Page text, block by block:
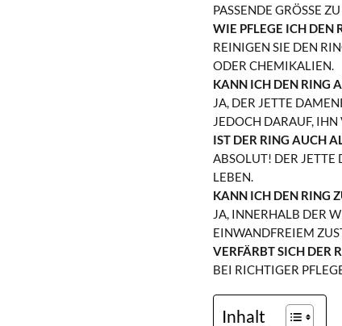
SSENDE GRÖSSE ZU
WIE PFLEGE ICH DEN
REINIGEN SIE DEN
DER CHEMIKALIEN.
KANN ICH DEN RING
JA, DER JETTE
JEDOCH DARAUF,
IST DER RING AUCH
ABSOLUT! DER JETTE
LEBEN.
KANN ICH DEN RING
JA, INNERHALB DER
EINWANDFREIEM
VERFÄRBT SICH DER
BEI RICHTIGER
Inhalt